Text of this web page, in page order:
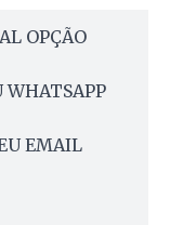
OPÇÃO
WHATSAPP
EMAIL